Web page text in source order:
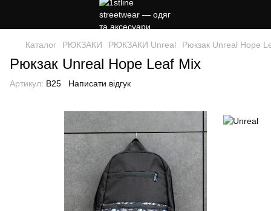
Каталог РЮКЗАКИ РЮКЗАКИ Unreal Рюкзак Unreal Hope
Рюкзак Unreal Hope Leaf Mix
Артикул: B25 Написати відгук